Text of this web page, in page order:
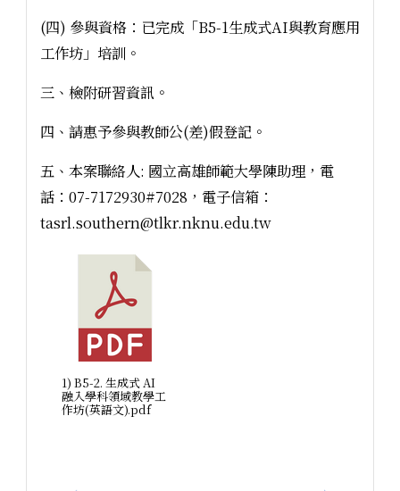
(四) 參與資格：已完成「B5-1生成式AI與教育應用
工作坊」培訓。
三、檢附研習資訊。
四、請惠予參與教師公(差)假登記。
五、本案聯絡人: 國立高雄師範大學陳助理，電
話：07-7172930#7028，電子信箱：
tasrl.southern@tlkr.nknu.edu.tw
1) B5-2. 生成式 AI
融入學科領域教學工
作坊(英語文).pdf